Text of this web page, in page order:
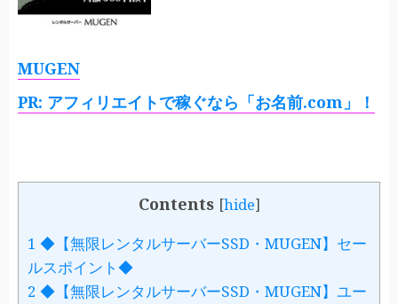
MUGEN
PR: アフィリエイトで稼ぐなら「お名前.com」！
Contents [hide]
1 ◆【無限レンタルサーバーSSD・MUGEN】セー
ルスポイント◆
2 ◆【無限レンタルサーバーSSD・MUGEN】ユー